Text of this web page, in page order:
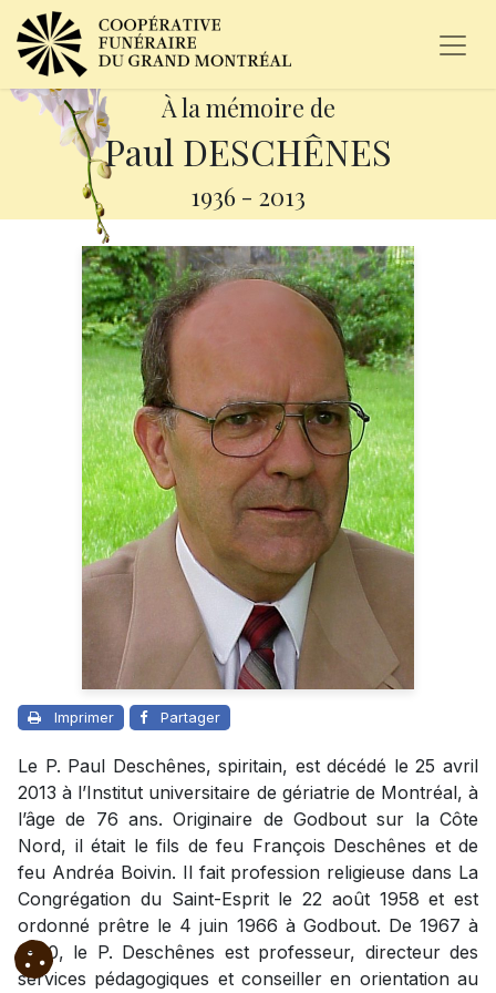
À la mémoire de
Paul DESCHÊNES
1936 - 2013
Imprimer Partager
Le P. Paul Deschênes, spiritain, est décédé le 25 avril
2013 à l’Institut universitaire de gériatrie de Montréal, à
l’âge de 76 ans. Originaire de Godbout sur la Côte
Nord, il était le fils de feu François Deschênes et de
feu Andréa Boivin. Il fait profession religieuse dans La
Congrégation du Saint-Esprit le 22 août 1958 et est
ordonné prêtre le 4 juin 1966 à Godbout. De 1967 à
1980, le P. Deschênes est professeur, directeur des
services pédagogiques et conseiller en orientation au